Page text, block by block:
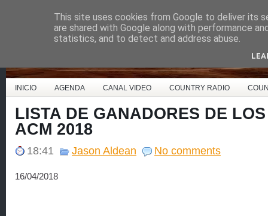
Country Music España
INICIO AGENDA CANAL VIDEO COUNTRY RADIO
LISTA DE GANADORES DE
ACM 2018
18:41 Jason Aldean No comments
16/04/2018
This site uses cookies from Google to deliver its
are shared with Google along with performance
statistics, and to detect and address abuse.